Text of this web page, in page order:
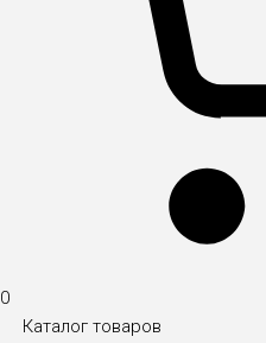
0
Каталог товаров